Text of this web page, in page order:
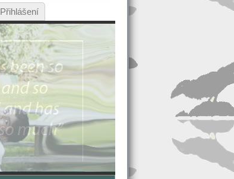
Přihlášení